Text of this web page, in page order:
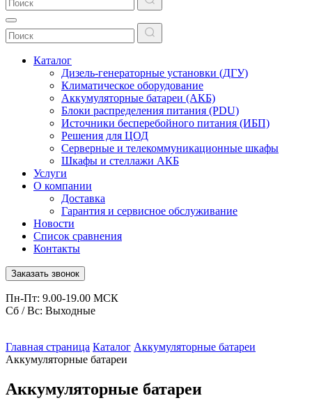
Каталог
Дизель-генераторные установки (ДГУ)
Климатическое оборудование
Аккумуляторные батареи (АКБ)
Блоки распределения питания (PDU)
Источники бесперебойного питания (ИБП)
Решения для ЦОД
Серверные и телекоммуникационные шкафы
Шкафы и стеллажи АКБ
Услуги
О компании
Доставка
Гарантия и сервисное обслуживание
Новости
Список сравнения
Контакты
Заказать звонок
Пн-Пт: 9.00-19.00 МСК
Сб / Вс: Выходные
Главная страница Каталог Аккумуляторные батареи
Аккумуляторные батареи
Аккумуляторные батареи